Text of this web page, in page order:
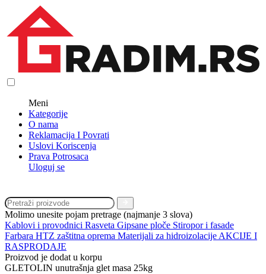
Meni
Kategorije
O nama
Reklamacija I Povrati
Uslovi Koriscenja
Prava Potrosaca
Uloguj se
Molimo unesite pojam pretrage (najmanje 3 slova)
Kablovi i provodnici Rasveta Gipsane ploče Stiropor i fasade
Farbara HTZ zaštitna oprema Materijali za hidroizolacije AKCIJE I
RASPRODAJE
Proizvod je dodat u korpu
GLETOLIN unutrašnja glet masa 25kg